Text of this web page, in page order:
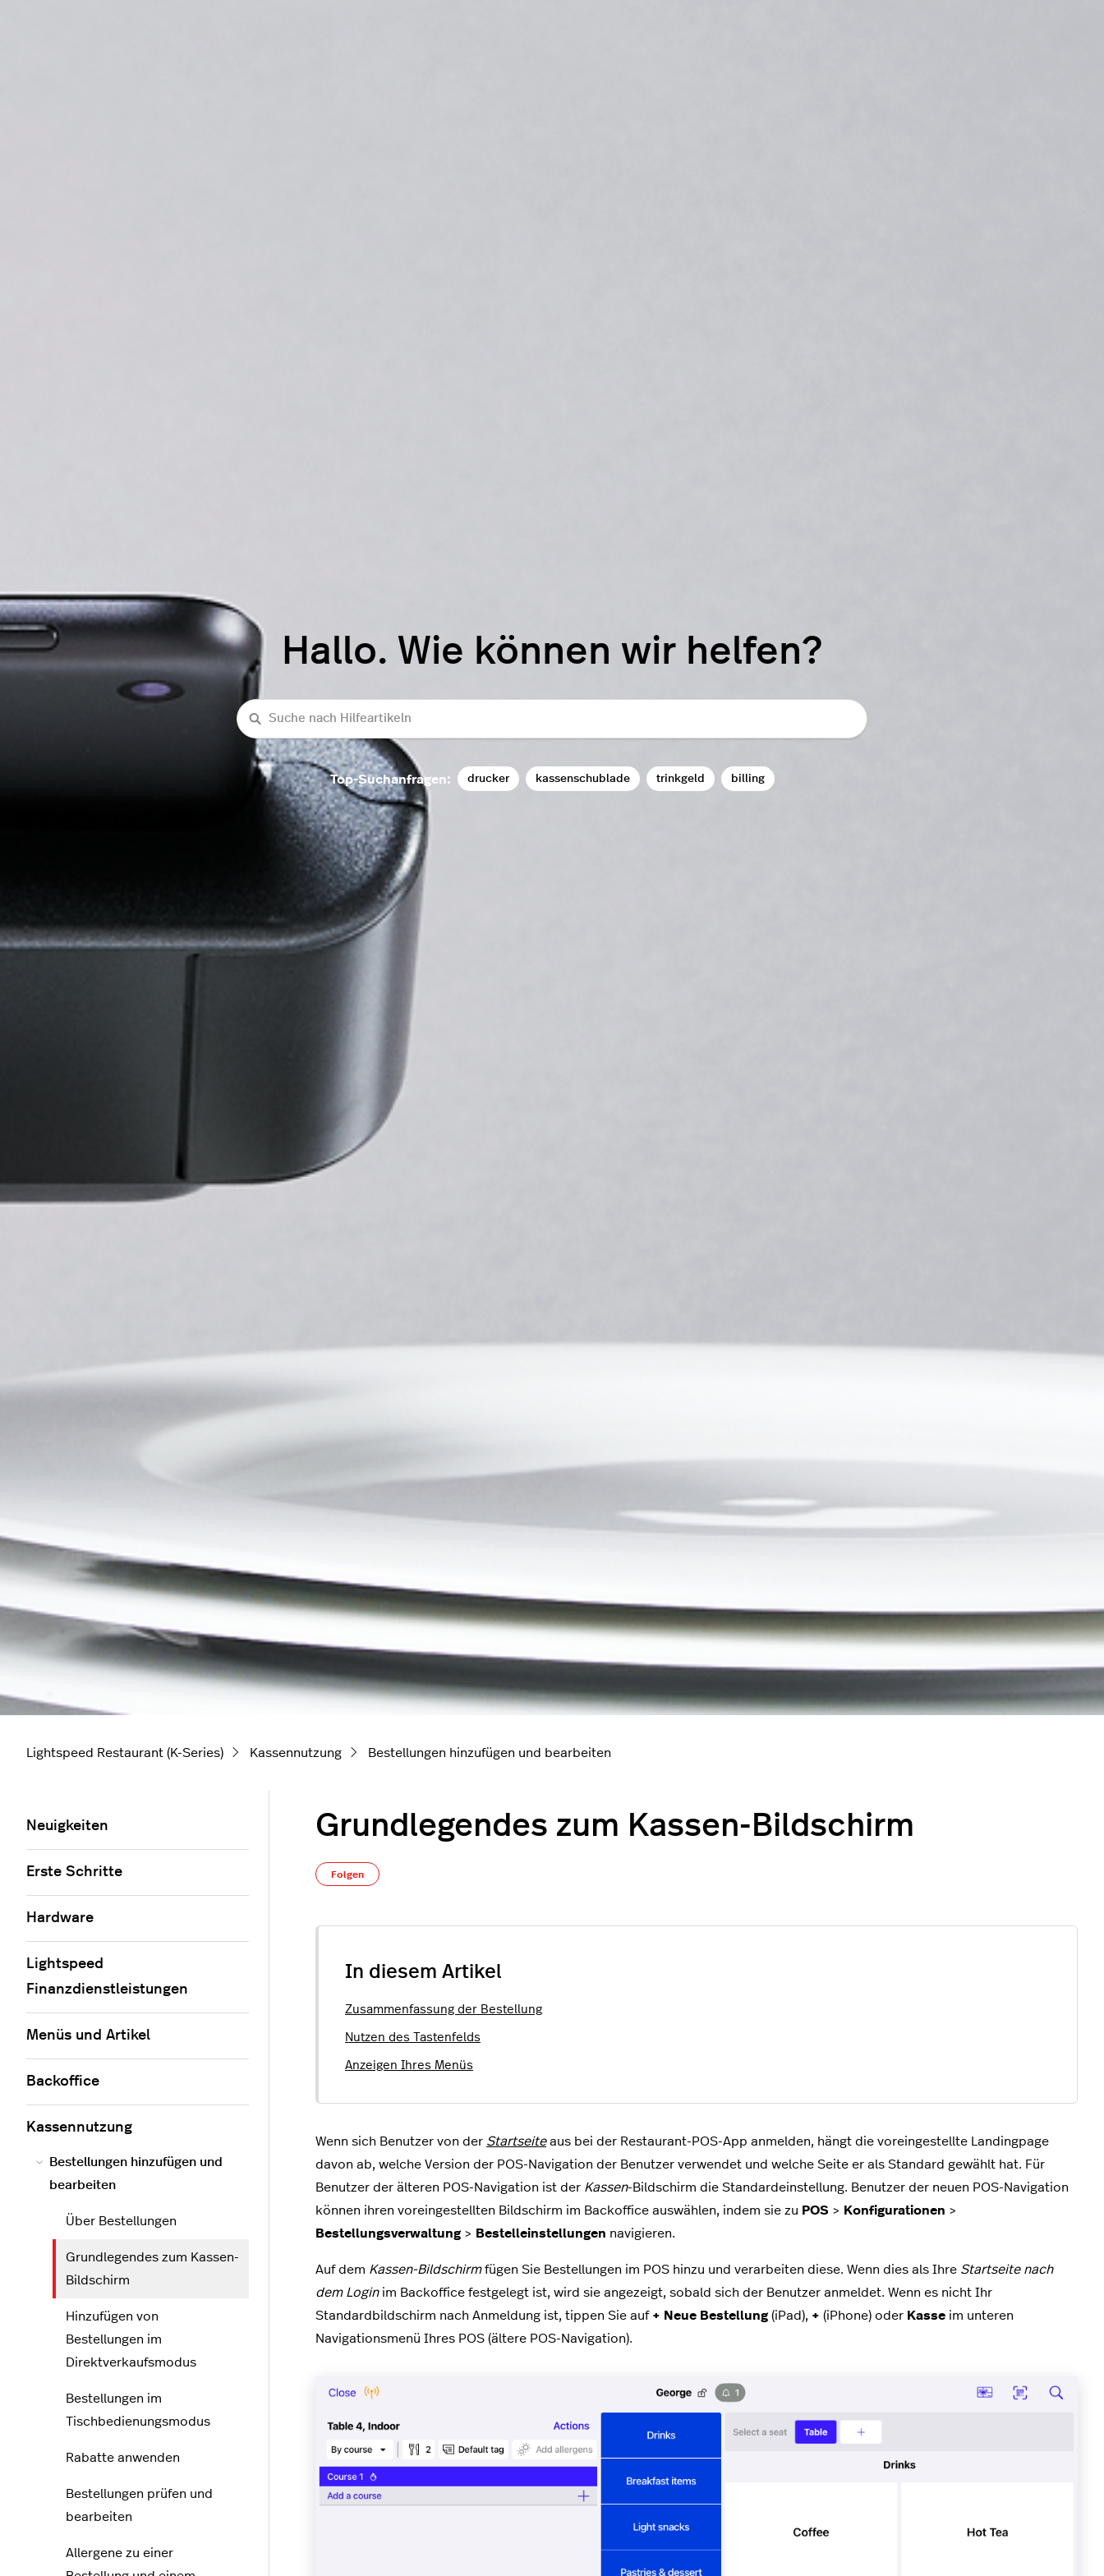
Hallo. Wie können wir helfen?
Suche
Top-Suchanfragen: drucker kassenschublade trinkgeld billing
Lightspeed Restaurant (K-Series) Kassennutzung Bestellungen hinzufügen und bearbeiten
Grundlegendes zum Kassen-Bildschirm
Folgen
In diesem Artikel
Zusammenfassung der Bestellung
Nutzen des Tastenfelds
Anzeigen Ihres Menüs
Wenn sich Benutzer von der Startseiteaus bei der Restaurant-POS-App anmelden, hängt die voreingestellte Landingpage
davon ab, welche Version der POS-Navigation der Benutzer verwendet und welche Seite er als Standard gewählt hat. Für
Benutzer der älteren POS-Navigation ist der Kassen-Bildschirm die Standardeinstellung. Benutzer der neuen POS-Navigation
können ihren voreingestellten Bildschirm im Backoffice auswählen, indem sie zu POS > Konfigurationen >
Bestellungsverwaltung> Bestelleinstellungen navigieren.
Auf dem Kassen-Bildschirmfügen Sie Bestellungen im POS hinzu und verarbeiten diese. Wenn dies als Ihre Startseite nach
dem Loginim Backoffice festgelegt ist, wird sie angezeigt, sobald sich der Benutzer anmeldet. Wenn es nicht Ihr
Standardbildschirm nach Anmeldung ist, tippen Sie auf + Neue Bestellung(iPad), + (iPhone) oder Kasse im unteren
Navigationsmenü Ihres POS (ältere POS-Navigation).
Neuigkeiten
Erste Schritte
Hardware
Lightspeed
Finanzdienstleistungen
Menüs und Artikel
Backoffice
Kassennutzung
Bestellungen hinzufügen und
bearbeiten
Über Bestellungen
Grundlegendes zum Kassen-
Bildschirm
Hinzufügen von
Bestellungen im
Direktverkaufsmodus
Bestellungen im
Tischbedienungsmodus
Rabatte anwenden
Bestellungen prüfen und
bearbeiten
Allergene zu einer